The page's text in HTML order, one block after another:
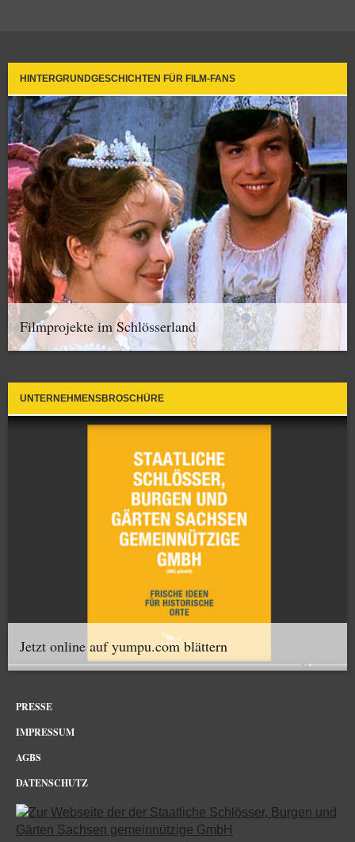
HINTERGRUNDGESCHICHTEN FÜR FILM-FANS
Filmprojekte im Schlösserland
UNTERNEHMENSBROSCHÜRE
Jetzt online auf yumpu.com blättern
PRESSE
IMPRESSUM
AGBS
DATENSCHUTZ